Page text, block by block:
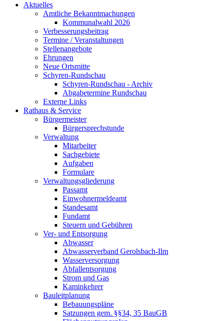
Aktuelles
Amtliche Bekanntmachungen
Kommunalwahl 2026
Verbesserungsbeitrag
Termine / Veranstaltungen
Stellenangebote
Ehrungen
Neue Ortsmitte
Schyren-Rundschau
Schyren-Rundschau - Archiv
Abgabetermine Rundschau
Externe Links
Rathaus & Service
Bürgermeister
Bürgersprechstunde
Verwaltung
Mitarbeiter
Sachgebiete
Aufgaben
Formulare
Verwaltungsgliederung
Passamt
Einwohnermeldeamt
Standesamt
Fundamt
Steuern und Gebühren
Ver- und Entsorgung
Abwasser
Abwasserverband Gerolsbach-Ilm
Wasserversorgung
Abfallentsorgung
Strom und Gas
Kaminkehrer
Bauleitplanung
Bebauungspläne
Satzungen gem. §§34, 35 BauGB